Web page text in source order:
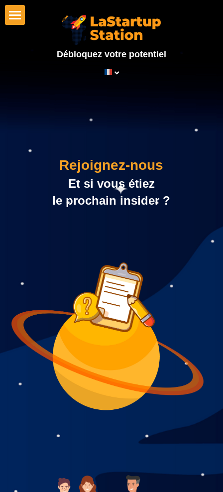
Débloquez votre potentiel
Témoignages
LaStartupStation
À propos de nous
FAQ
Rechercher
Rejoignez-nous
Et si vous étiez
le prochain insider ?
CATÉGORIES DE BLOG
Toutes les catégories